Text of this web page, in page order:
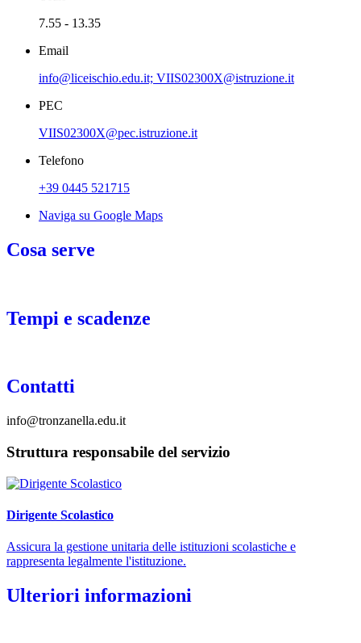
7.55 - 13.35
Email
info@liceischio.edu.it; VIIS02300X@istruzione.it
PEC
VIIS02300X@pec.istruzione.it
Telefono
+39 0445 521715
Naviga su Google Maps
Cosa serve
Tempi e scadenze
Contatti
info@tronzanella.edu.it
Struttura responsabile del servizio
Dirigente Scolastico
Assicura la gestione unitaria delle istituzioni scolastiche e
rappresenta legalmente l'istituzione.
Ulteriori informazioni